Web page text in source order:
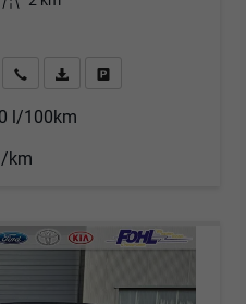
Angebot anfordern
Fahrzeugexpose (PDF)
l/100km
km